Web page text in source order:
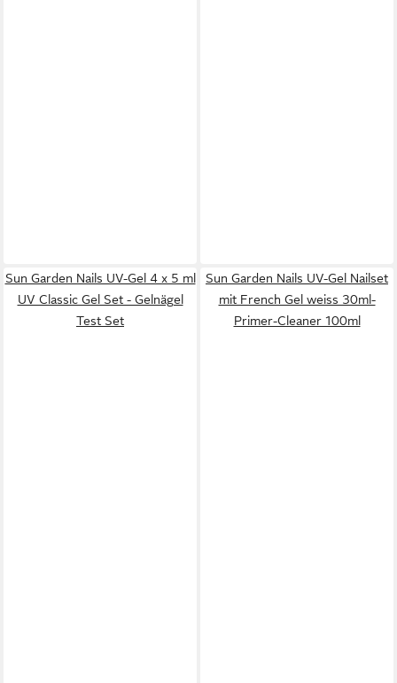
Sun Garden Nails UV-Gel 4 x 5 ml
UV Classic Gel Set - Gelnägel
Test Set
Sun Garden Nails UV-Gel Nailset
mit French Gel weiss 30ml-
Primer-Cleaner 100ml